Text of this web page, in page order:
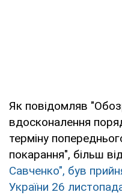
Як повідомляв
вдосконалення
терміну
покарання", більш
Савченко", був
України 26